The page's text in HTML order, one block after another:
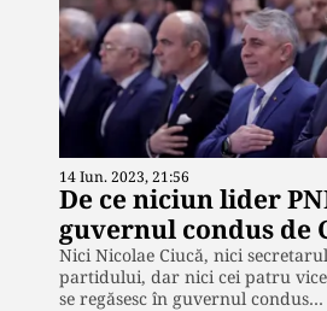
14 Iun. 2023, 21:56
De ce niciun lider
guvernul condus de
Nici Nicolae Ciucă, nici
partidului, dar nici cei patru
se regăsesc în guvernul condus…